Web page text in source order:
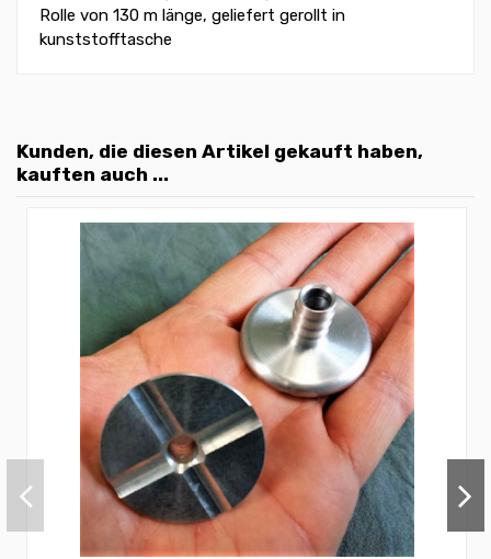
Rolle von 130 m länge, geliefert gerollt in
kunststofftasche
Kunden, die diesen Artikel gekauft haben,
kauften auch ...